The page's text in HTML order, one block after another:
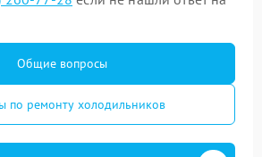
Общие вопросы
по ремонту холодильников